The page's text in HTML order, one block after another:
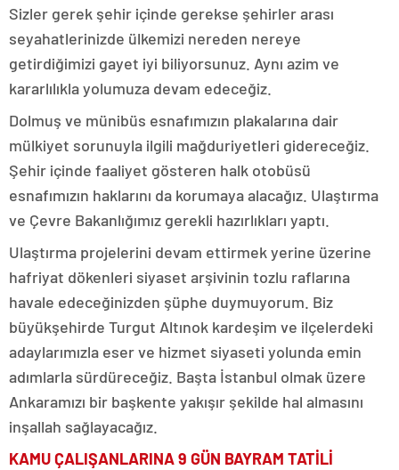
Sizler gerek şehir içinde gerekse şehirler arası
seyahatlerinizde ülkemizi nereden nereye
getirdiğimizi gayet iyi biliyorsunuz. Aynı azim ve
kararlılıkla yolumuza devam edeceğiz.
Dolmuş ve münibüs esnafımızın plakalarına dair
mülkiyet sorunuyla ilgili mağduriyetleri gidereceğiz.
Şehir içinde faaliyet gösteren halk otobüsü
esnafımızın haklarını da korumaya alacağız. Ulaştırma
ve Çevre Bakanlığımız gerekli hazırlıkları yaptı.
Ulaştırma projelerini devam ettirmek yerine üzerine
hafriyat dökenleri siyaset arşivinin tozlu raflarına
havale edeceğinizden şüphe duymuyorum. Biz
büyükşehirde Turgut Altınok kardeşim ve ilçelerdeki
adaylarımızla eser ve hizmet siyaseti yolunda emin
adımlarla sürdüreceğiz. Başta İstanbul olmak üzere
Ankaramızı bir başkente yakışır şekilde hal almasını
inşallah sağlayacağız.
KAMU ÇALIŞANLARINA 9 GÜN BAYRAM TATİLİ